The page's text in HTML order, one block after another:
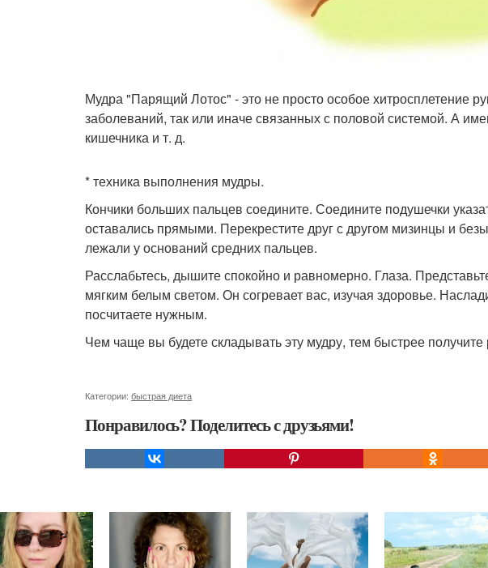
Мудра "Парящий Лотос" - это не просто особое хитросплетение
заболеваний, так или иначе связанных с половой системой. А
кишечника и т. д.
* техника выполнения мудры.
Кончики больших пальцев соедините. Соедините подушечки
оставались прямыми. Перекрестите друг с другом мизинцы и
лежали у оснований средних пальцев.
Расслабьтесь, дышите спокойно и равномерно. Глаза.
мягким белым светом. Он согревает вас, изучая здоровье.
посчитаете нужным.
Чем чаще вы будете складывать эту мудру, тем быстрее получите
Категории: быстрая диета
Понравилось? Поделитесь с друзьями!